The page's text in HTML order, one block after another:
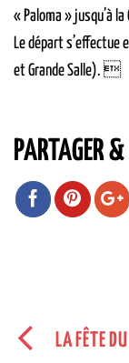
« Paloma » jusqu’à
Le départ s’effectue
et Grande Salle). 
PARTAGER
LA FÊTE